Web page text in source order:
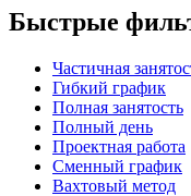
Быстрые
Частичная
Гибкий график
Полная занятость
Полный день
Проектная работа
Сменный график
Вахтовый метод